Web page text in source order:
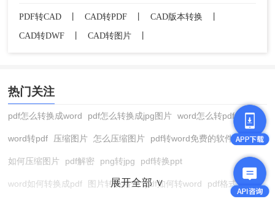
PDF转CAD CAD转PDF CAD版本转换
CAD转DWF
CAD转图片
热门关注
pdf怎么转换成word pdf怎么转换成jpg图片 word怎么转pdf
word转pdf 压缩图片 怎么压缩图片 pdf转word免费的软件
如何压缩图片 pdf解密 png转jpg pdf转换ppt
word如何转换成pdf 图片转换格式 pdf如何转word pdf格式转换
展开全部 ∨